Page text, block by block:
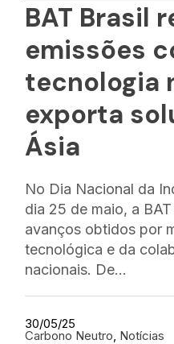
BAT Brasil
emissões
tecnologia
exporta
Ásia
No Dia Nacional da
dia 25 de maio, a
avanços obtidos por
tecnológica e da
nacionais. De…
30/05/25
Carbono Neutro, Notícias